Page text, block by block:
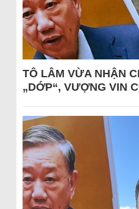
TÔ LÂM VỪA NHẬN
„DỚP“, VƯỢNG VIN